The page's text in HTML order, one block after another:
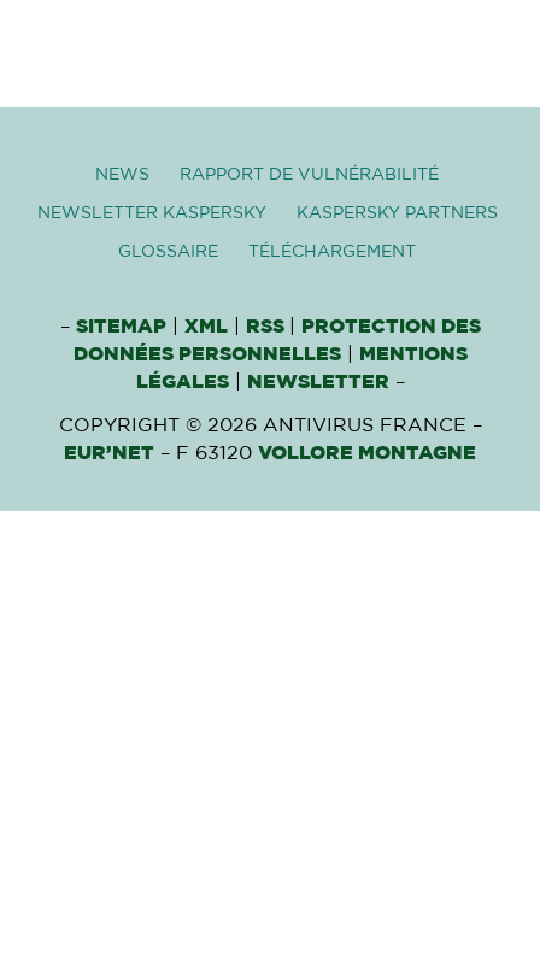
NEWS RAPPORT DE VULNÉRABILITÉ
NEWSLETTER KASPERSKY KASPERSKY PARTNERS
GLOSSAIRE TÉLÉCHARGEMENT
– SITEMAP| XML| RSS
PROTECTION DES
DONNÉES PERSONNELLES|
MENTIONS
LÉGALES| NEWSLETTER –
COPYRIGHT © 2026 ANTIVIRUS FRANCE –
EUR’NET – F 63120 VOLLORE MONTAGNE